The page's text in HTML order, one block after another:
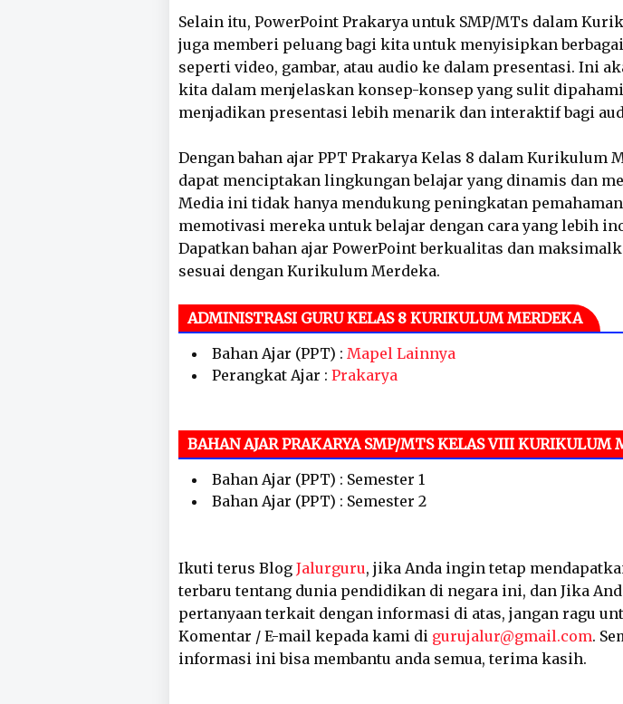
Selain itu, PowerPoint Prakarya untuk SMP/MTs dalam
juga memberi peluang bagi kita untuk menyisipkan
seperti video, gambar, atau audio ke dalam presentasi. Ini
kita dalam menjelaskan konsep-konsep yang sulit
menjadikan presentasi lebih menarik dan interaktif bagi
Dengan bahan ajar PPT Prakarya Kelas 8 dalam Kurikulum
dapat menciptakan lingkungan belajar yang dinamis dan
Media ini tidak hanya mendukung peningkatan
memotivasi mereka untuk belajar dengan cara yang lebih
Dapatkan bahan ajar PowerPoint berkualitas dan
sesuai dengan Kurikulum Merdeka.
ADMINISTRASI GURU KELAS 8 KURIKULUM MERDEKA
Bahan Ajar (PPT) : Mapel Lainnya
Perangkat Ajar : Prakarya
BAHAN AJAR PRAKARYA SMP/MTS KELAS VIII KURIKULUM
Bahan Ajar (PPT) : Semester 1
Bahan Ajar (PPT) : Semester 2
Ikuti terus Blog Jalurguru, jika Anda ingin tetap
terbaru tentang dunia pendidikan di negara ini, dan Jika
pertanyaan terkait dengan informasi di atas, jangan ragu
Komentar / E-mail kepada kami di gurujalur@gmail.com.
informasi ini bisa membantu anda semua, terima kasih.